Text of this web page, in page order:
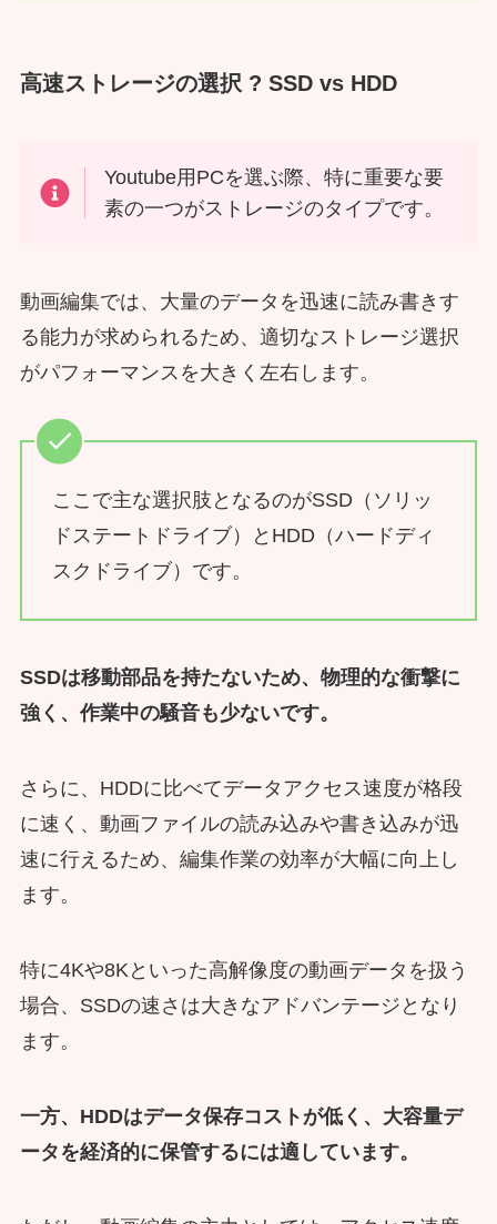
高速ストレージの選択 ? SSD vs HDD
Youtube用PCを選ぶ際、特に重要な要
素の一つがストレージのタイプです。
動画編集では、大量のデータを迅速に読み書きす
る能力が求められるため、適切なストレージ選択
がパフォーマンスを大きく左右します。
ここで主な選択肢となるのがSSD（ソリッ
ドステートドライブ）とHDD（ハードディ
スクドライブ）です。
SSDは移動部品を持たないため、物理的な衝撃に
強く、作業中の騒音も少ないです。
さらに、HDDに比べてデータアクセス速度が格段
に速く、動画ファイルの読み込みや書き込みが迅
速に行えるため、編集作業の効率が大幅に向上し
ます。
特に4Kや8Kといった高解像度の動画データを扱う
場合、SSDの速さは大きなアドバンテージとなり
ます。
一方、HDDはデータ保存コストが低く、大容量デ
ータを経済的に保管するには適しています。